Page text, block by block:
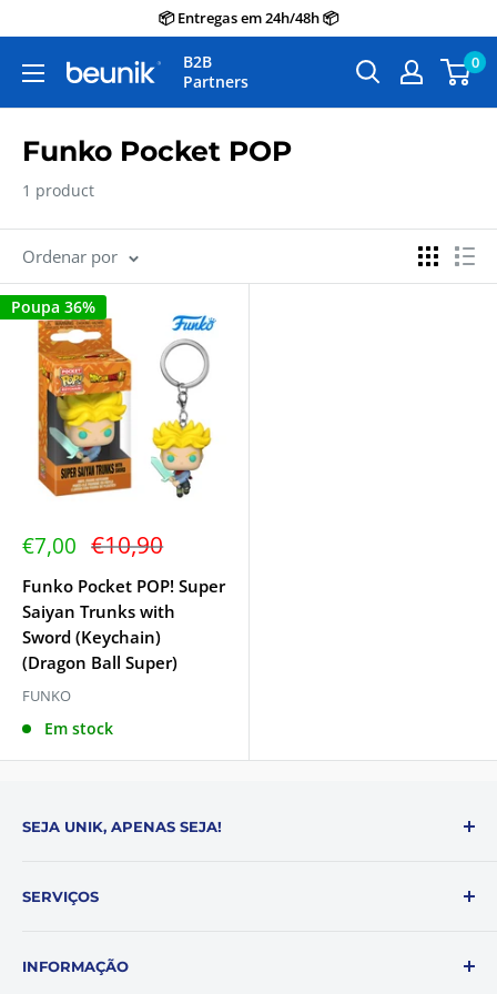
conteúdo
📦 Entregas em 24h/48h 📦
Beunik
B2B
Partners
0
Funko Pocket POP
1 product
Ordenar por
Poupa 36%
Preço
venda
€7,00 Preço
regular
€10,90
Funko Pocket POP! Super
Saiyan Trunks with
Sword (Keychain)
(Dragon Ball Super)
FUNKO
Em stock
SEJA UNIK, APENAS SEJA!
e produtos que tornam o dia a dia das pessoas mais
SERVIÇOS
Área de Cliente
INFORMAÇÃO